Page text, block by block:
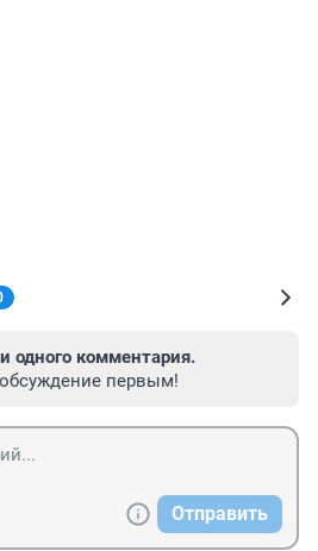
одного комментария.
первым!
Отправить